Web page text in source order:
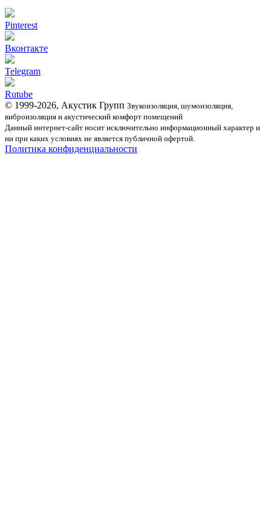
Pinterest
Вконтакте
Telegram
Rutube
© 1999-2026, Акустик Групп Звукоизоляция, шумоизоляция,
виброизоляция и акустический комфорт помещений
Данный интернет-сайт носит исключительно информационный характер и
ни при каких условиях не является публичной офертой.
Политика конфиденциальности